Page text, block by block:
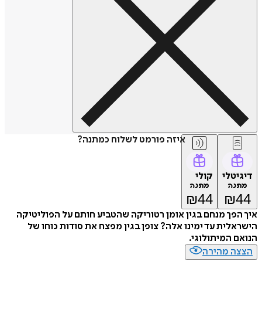
איזה פורמט לשלוח כמתנה?
דיגיטלי
מתנה
₪44
קולי
מתנה
₪44
איך הפך מנחם בגין אומן רטוריקה שהטביע חותם על הפוליטיקה
הישראלית עד ימינו אלה? צופן בגין מפצח את סודות כוחו של
הנואם המיתולוגי.
הצצה מהירה